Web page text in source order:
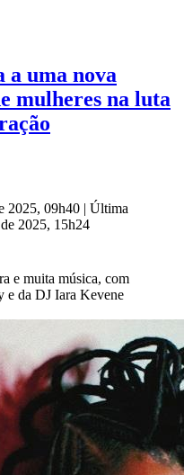
a uma nova
mulheres na luta
2025, 09h40 | Última
2025, 15h24
e muita música, com
e da DJ Iara Kevene